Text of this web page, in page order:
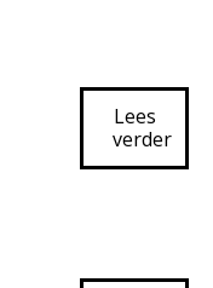
Lees
verder